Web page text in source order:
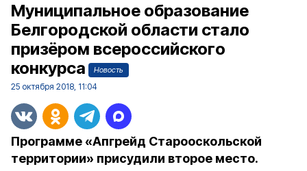
Муниципальное образование
Белгородской области стало
призёром всероссийского
конкурса
Новость
25 октября 2018, 11:04
Программе «Апгрейд Старооскольской
территории» присудили второе место.